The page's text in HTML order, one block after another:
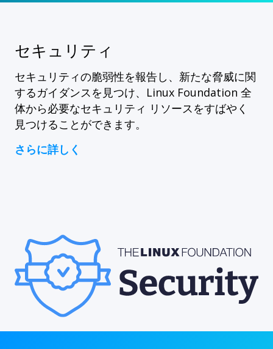
セキュリティ
セキュリティの脆弱性を報告し、新たな脅威に関
するガイダンスを見つけ、Linux Foundation 全
体から必要なセキュリティ リソースをすばやく
見つけることができます。
さらに詳しく